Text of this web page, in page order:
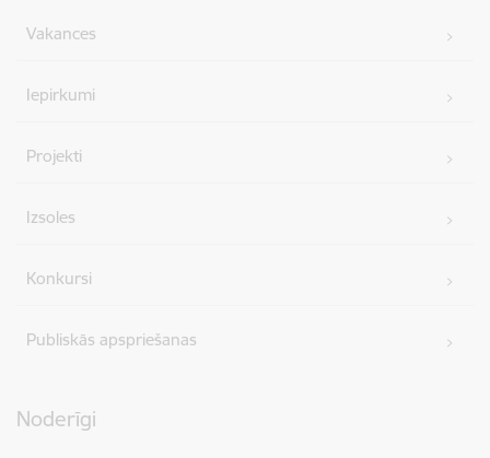
Vakances
Iepirkumi
Projekti
Izsoles
Konkursi
Publiskās apspriešanas
Noderīgi